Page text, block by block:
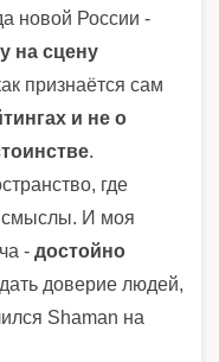
новой России -
на сцену
признаётся сам
и не о
.
где
смыслы. И моя
- достойно
доверие людей,
Shaman на